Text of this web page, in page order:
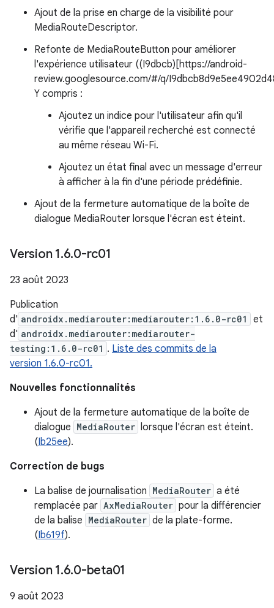
Ajout de la prise en charge de la visibilité pour
MediaRouteDescriptor.
Refonte de MediaRouteButton pour améliorer
l'expérience utilisateur ((I9dbcb)[https://android-
review.googlesource.com/#/q/
Y compris :
Ajoutez un indice pour l'utilisateur afin qu'il
vérifie que l'appareil recherché est connecté
au même réseau Wi-Fi.
Ajoutez un état final avec un message d'erreur
à afficher à la fin d'une période prédéfinie.
Ajout de la fermeture automatique de la boîte de
dialogue MediaRouter lorsque l'écran est éteint.
Version 1.6.0-rc01
23 août 2023
Publication
d' androidx.mediarouter:mediarouter:1.6.0-rc01
et
d' androidx.mediarouter:mediarouter-
testing:1.6.0-rc01 . Liste des commits de la
version 1.6.0-rc01.
Nouvelles fonctionnalités
Ajout de la fermeture automatique de la boîte de
dialogue MediaRouter lorsque l'écran est éteint.
(Ib25ee).
Correction de bugs
La balise de journalisation MediaRouter a été
remplacée par AxMediaRouter pour la différencier
de la balise MediaRouter de la plate-forme.
(Ib619f).
Version 1.6.0-beta01
9 août 2023